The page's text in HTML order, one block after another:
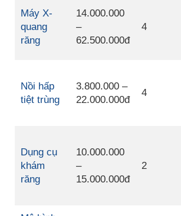
Máy X-
quang
răng
14.000.000
–
62.500.000đ
4
Nồi hấp
tiệt trùng
3.800.000 –
22.000.000đ
4
Dụng cụ
khám
răng
10.000.000
–
15.000.000đ
2